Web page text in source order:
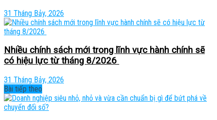
31 Tháng Bảy, 2026
Nhiều chính sách mới trong lĩnh vực hành chính sẽ
có hiệu lực từ tháng 8/2026
31 Tháng Bảy, 2026
Bài tiếp theo